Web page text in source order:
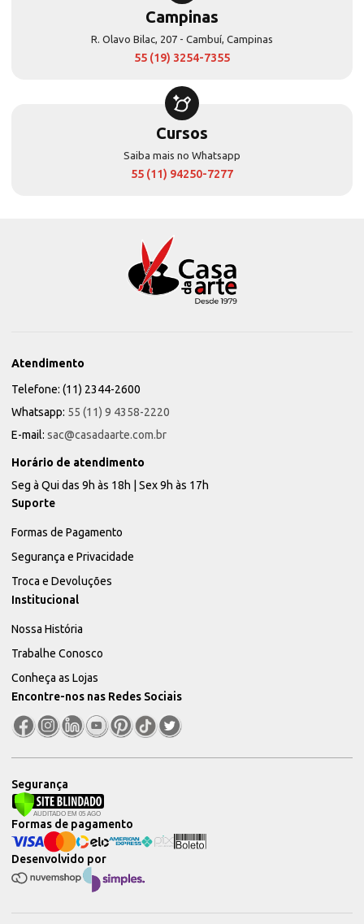
Campinas
R. Olavo Bilac, 207 - Cambuí, Campinas
55 (19) 3254-7355
Cursos
Saiba mais no Whatsapp
55 (11) 94250-7277
Atendimento
Telefone: (11) 2344-2600
Whatsapp: 55 (11) 9 4358-2220
E-mail: sac@casadaarte.com.br
Horário de atendimento
Seg à Qui das 9h às 18h | Sex 9h às 17h
Suporte
Formas de Pagamento
Segurança e Privacidade
Troca e Devoluções
Institucional
Nossa História
Trabalhe Conosco
Conheça as Lojas
Encontre-nos nas Redes Sociais
Segurança
Desenvolvido por
Formas de pagamento